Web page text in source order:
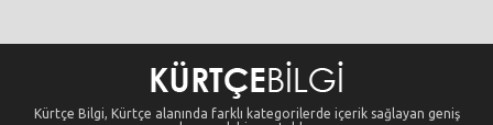
Kürtçe Bilgi, Kürtçe alanında farklı kategorilerde içerik sağlayan geniş